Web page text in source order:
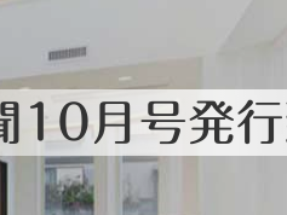
10月号発